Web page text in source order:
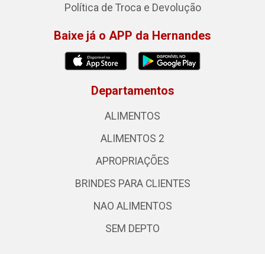
Política de Troca e Devolução
Baixe já o APP da Hernandes
Departamentos
ALIMENTOS
ALIMENTOS 2
APROPRIAÇÕES
BRINDES PARA CLIENTES
NAO ALIMENTOS
SEM DEPTO